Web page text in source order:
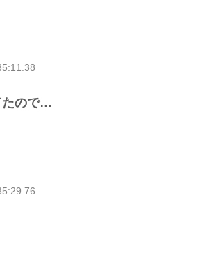
たので…